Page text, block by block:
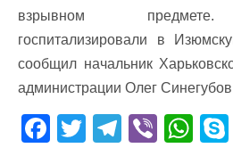
взрывном предмете.
госпитализировали в
сообщил начальник
администрации Олег
F T T Vi W